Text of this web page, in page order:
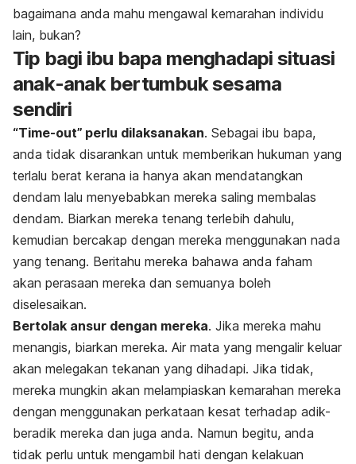
bagaimana anda mahu mengawal kemarahan individu
lain, bukan?
Tip bagi ibu bapa menghadapi situasi
anak-anak bertumbuk sesama
sendiri
“Time-out’’ perlu dilaksanakan. Sebagai ibu bapa,
anda tidak disarankan untuk memberikan hukuman yang
terlalu berat kerana ia hanya akan mendatangkan
dendam lalu menyebabkan mereka saling membalas
dendam. Biarkan mereka tenang terlebih dahulu,
kemudian bercakap dengan mereka menggunakan nada
yang tenang. Beritahu mereka bahawa anda faham
akan perasaan mereka dan semuanya boleh
diselesaikan.
Bertolak ansur dengan mereka. Jika mereka mahu
menangis, biarkan mereka. Air mata yang mengalir keluar
akan melegakan tekanan yang dihadapi. Jika tidak,
mereka mungkin akan melampiaskan kemarahan mereka
dengan menggunakan perkataan kesat terhadap adik-
beradik mereka dan juga anda. Namun begitu, anda
tidak perlu untuk mengambil hati dengan kelakuan